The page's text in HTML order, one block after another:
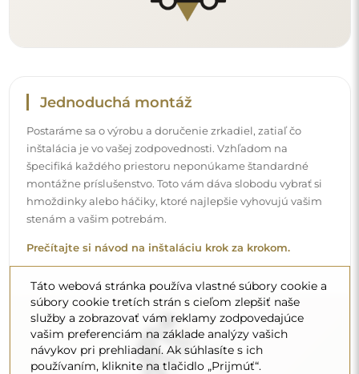
Čistenie a údržba
Na udržanie optimálneho lesku stačí mikrovláknová
utierka a teplá voda. Ak siahnete po špecifických
prípravkoch, dbajte na to, aby mali neutrálne pH
obsahujúcim ocot, amoniak alebo silné kyseliny – umožní
Chcete sa dozvedieť viac?
Objavte ďalšie tipy na našom blogu.
Táto webová stránka používa vlastné súbory cookie a
súbory cookie tretích strán s cieľom zlepšiť naše
služby a zobrazovať vám reklamy zodpovedajúce
vašim preferenciám na základe analýzy vašich
návykov pri prehliadaní. Ak súhlasíte s ich
používaním, kliknite na tlačidlo „Prijmúť“.